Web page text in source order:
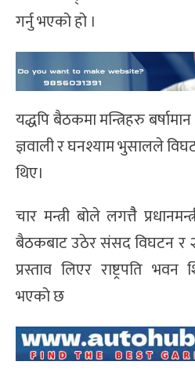
गर्नु भएको हो ।
यद्धपि बैठकमा मन्त्रिहरु
ज्ञवाली र घनश्याम भुसालले
थिए।
चार मन्त्री बोले लगत्तैै
बैठकबाट उठेर संसद विघटन र
प्रस्ताव लिएर राष्ट्रपति
भएको छ